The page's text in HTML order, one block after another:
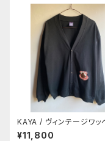
KAYA / ヴィンテージワッ
きカーディガン
¥11,800